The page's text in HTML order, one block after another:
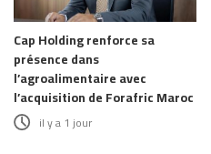
Cap Holding renforce sa
présence dans
l’agroalimentaire avec
l’acquisition de Forafric Maroc
il y a 1 jour